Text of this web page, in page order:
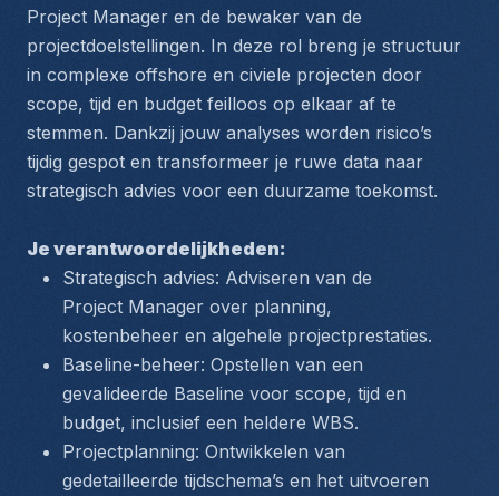
Project Manager en de bewaker van de
projectdoelstellingen. In deze rol breng je structuur
in complexe offshore en civiele projecten door
scope, tijd en budget feilloos op elkaar af te
stemmen. Dankzij jouw analyses worden risico’s
tijdig gespot en transformeer je ruwe data naar
strategisch advies voor een duurzame toekomst.
Je verantwoordelijkheden:
Strategisch advies: Adviseren van de
Project Manager over planning,
kostenbeheer en algehele projectprestaties.
Baseline-beheer: Opstellen van een
gevalideerde Baseline voor scope, tijd en
budget, inclusief een heldere WBS.
Projectplanning: Ontwikkelen van
gedetailleerde tijdschema’s en het uitvoeren